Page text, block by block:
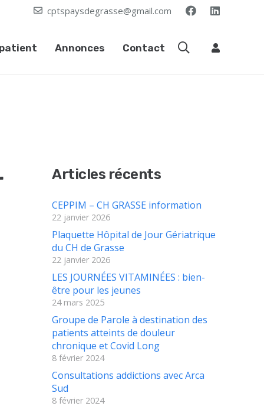
cptspaysdegrasse@gmail.com
Annonces Contact
Articles récents
CEPPIM – CH GRASSE information
22 janvier 2026
Plaquette Hôpital de Jour Gériatrique
du CH de Grasse
22 janvier 2026
LES JOURNÉES VITAMINÉES : bien-
être pour les jeunes
24 mars 2025
Groupe de Parole à destination des
patients atteints de douleur
chronique et Covid Long
8 février 2024
Consultations addictions avec Arca
Sud
8 février 2024